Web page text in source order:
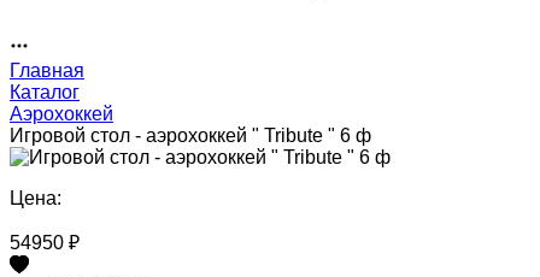
Главная
Каталог
Аэрохоккей
Игровой стол - аэрохоккей " Tribute " 6 ф
Цена:
54950 ₽